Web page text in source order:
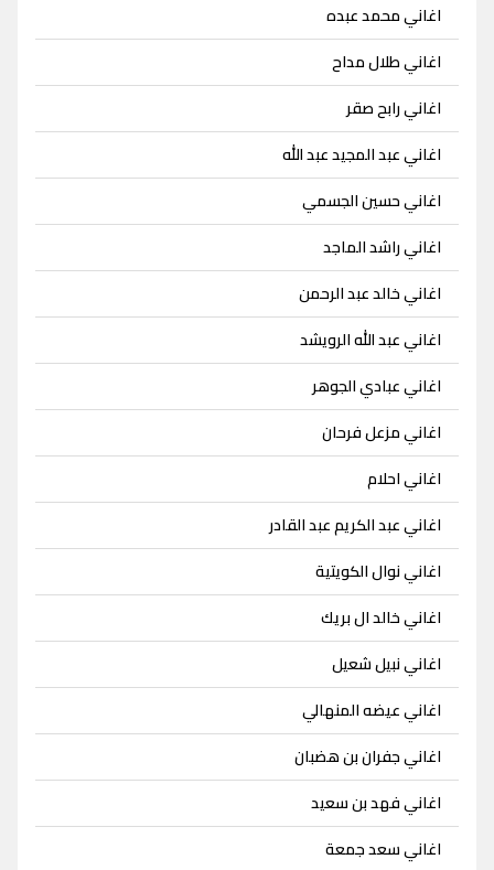
اغاني محمد عبده
اغاني طلال مداح
اغاني رابح صقر
اغاني عبد المجيد عبد الله
اغاني حسين الجسمي
اغاني راشد الماجد
اغاني خالد عبد الرحمن
اغاني عبد الله الرويشد
اغاني عبادي الجوهر
اغاني مزعل فرحان
اغاني احلام
اغاني عبد الكريم عبد القادر
اغاني نوال الكويتية
اغاني خالد ال بريك
اغاني نبيل شعيل
اغاني عيضه المنهالي
اغاني جفران بن هضبان
اغاني فهد بن سعيد
اغاني سعد جمعة